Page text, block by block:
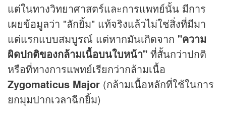
แต่ในทางวิทยาศาสตร์และการแพทย์นั้น มีการ
เผยข้อมูลว่า "ลักยิ้ม" แท้จริงแล้วไม่ใช่สิ่งที่มีมา
แต่แรกแบบสมบูรณ์ แต่หากมันเกิดจาก "ความ
ผิดปกติของกล้ามเนื้อบนใบหน้า" ที่สั้นกว่าปกติ
หรือที่ทางการแพทย์เรียกว่ากล้ามเนื้อ
Zygomaticus Major (กล้ามเนื้อหลักที่ใช้ในการ
ยกมุมปากเวลาฉีกยิ้ม)